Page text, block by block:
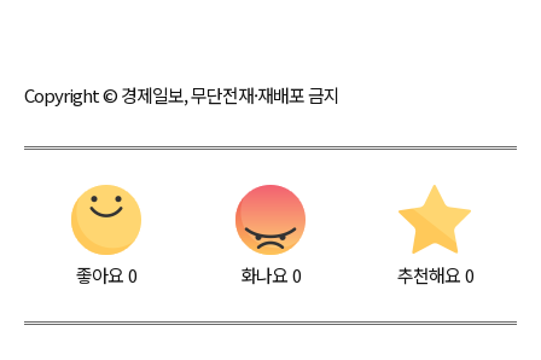
Copyright © 경제일보, 무단전재·재배포 금지
좋아요0 화나요0 추천해요 0